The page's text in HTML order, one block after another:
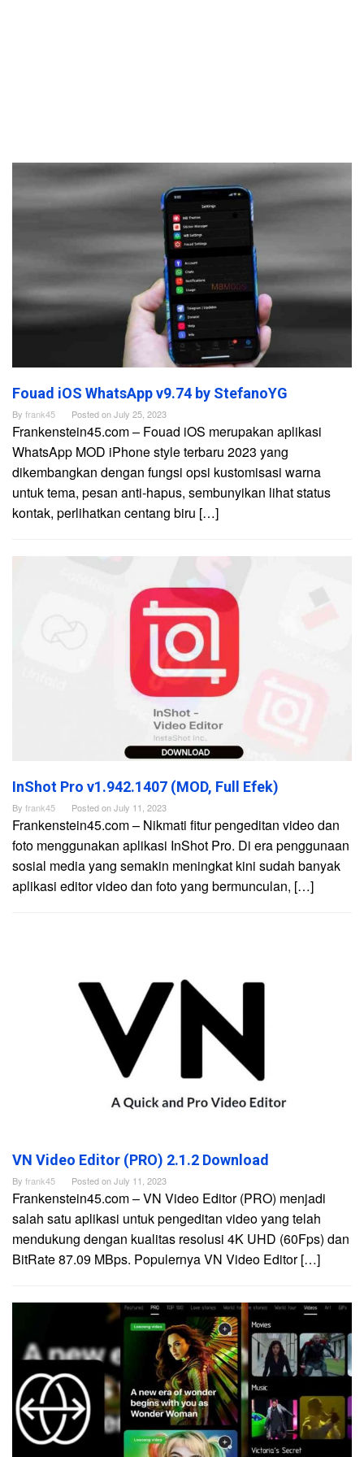
Frankenstein45.Com
Fouad iOS WhatsApp v9.74 by StefanoYG
By frank45 Posted onJuly 25, 2023
Frankenstein45.com – Fouad iOS merupakan aplikasi
WhatsApp MOD iPhone style terbaru 2023 yang
dikembangkan dengan fungsi opsi kustomisasi warna
untuk tema, pesan anti-hapus, sembunyikan lihat status
kontak, perlihatkan centang biru […]
InShot Pro v1.942.1407 (MOD, Full Efek)
By frank45 Posted onJuly 11, 2023
Frankenstein45.com – Nikmati fitur pengeditan video dan
foto menggunakan aplikasi InShot Pro. Di era penggunaan
sosial media yang semakin meningkat kini sudah banyak
aplikasi editor video dan foto yang bermunculan, […]
VN Video Editor (PRO) 2.1.2 Download
By frank45 Posted onJuly 11, 2023
Frankenstein45.com – VN Video Editor (PRO) menjadi
salah satu aplikasi untuk pengeditan video yang telah
mendukung dengan kualitas resolusi 4K UHD (60Fps) dan
BitRate 87.09 MBps. Populernya VN Video Editor […]